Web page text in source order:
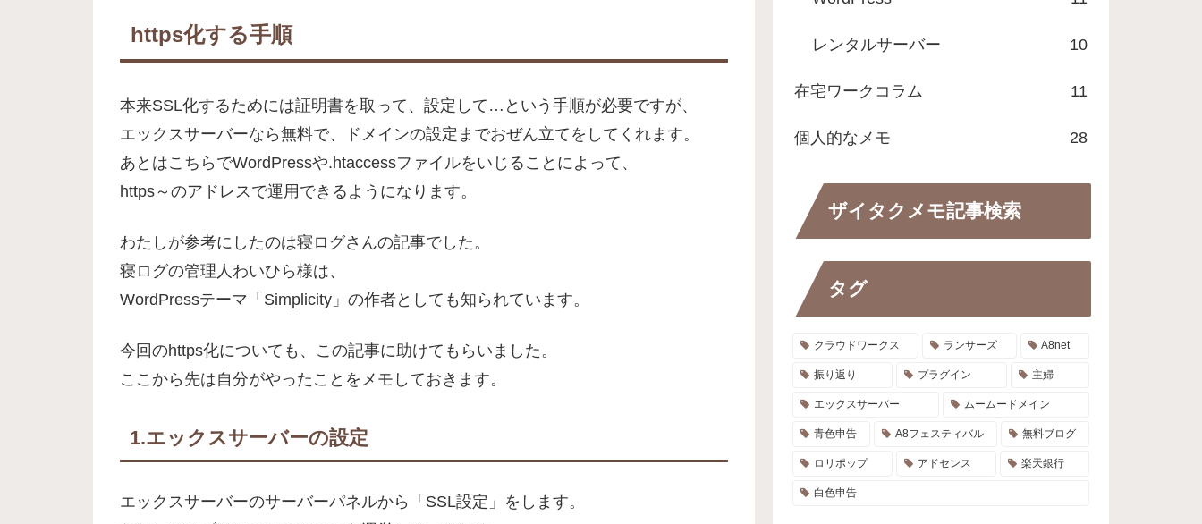
https化する手順
本来SSL化するためには証明書を取って、設定して…という手順が必要ですが、
エックスサーバーなら無料で、ドメインの設定までおぜん立てをしてくれます。
あとはこちらでWordPressや.htaccessファイルをいじることによって、
https～のアドレスで運用できるようになります。
わたしが参考にしたのは寝ログさんの記事でした。
寝ログの管理人わいひら様は、
WordPressテーマ「Simplicity」の作者としても知られています。
今回のhttps化についても、この記事に助けてもらいました。
ここから先は自分がやったことをメモしておきます。
1.エックスサーバーの設定
エックスサーバーのサーバーパネルから「SSL設定」をします。
レンタルサーバー 10
在宅ワークコラム 11
個人的なメモ 28
ザイタクメモ記事検索
タグ
クラウドワークス ランサーズ A8net
振り返り プラグイン 主婦
エックスサーバー ムームードメイン
青色申告 A8フェスティバル 無料ブログ
ロリポップ アドセンス 楽天銀行
白色申告